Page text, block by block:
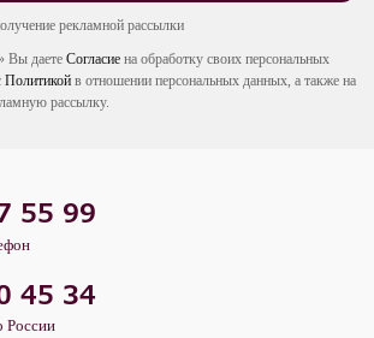
рекламной рассылки
Вы даете Согласие на обработку своих персональных
Политикой в отношении персональных данных, а также на
рассылку.
55 99
45 34
России